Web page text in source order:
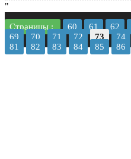
"
Страницы : 60 61 62
69
70 71 72 73 74
81
82 83 84 85 86